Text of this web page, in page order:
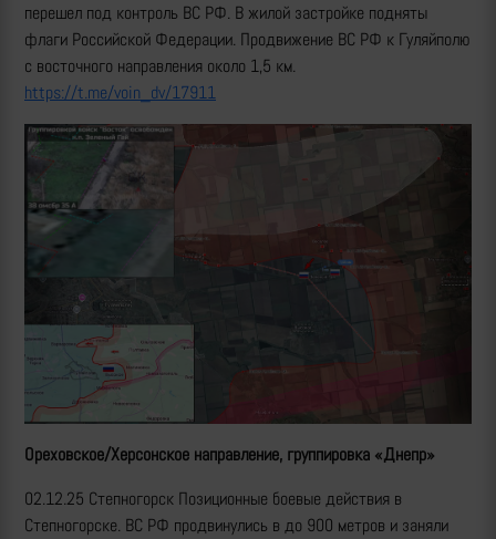
перешел под контроль ВС РФ. В жилой застройке подняты
флаги Российской Федерации. Продвижение ВС РФ к Гуляйполю
с восточного направления около 1,5 км.
https://t.me/voin_dv/17911
Ореховское/Херсонское направление, группировка «Днепр»
02.12.25 Степногорск Позиционные боевые действия в
Степногорске. ВС РФ продвинулись в до 900 метров и заняли